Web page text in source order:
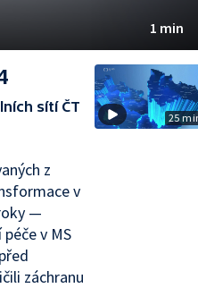
1 min
sítí ČT
z
v
—
v MS
záchranu
25